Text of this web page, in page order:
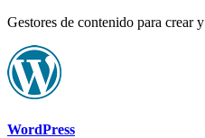
Gestores de contenido para crear
WordPress